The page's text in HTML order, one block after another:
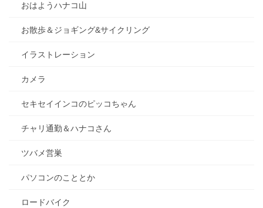
おはようハナコ山
お散歩＆ジョギング&サイクリング
イラストレーション
カメラ
セキセイインコのピッコちゃん
チャリ通勤＆ハナコさん
ツバメ営巣
パソコンのこととか
ロードバイク